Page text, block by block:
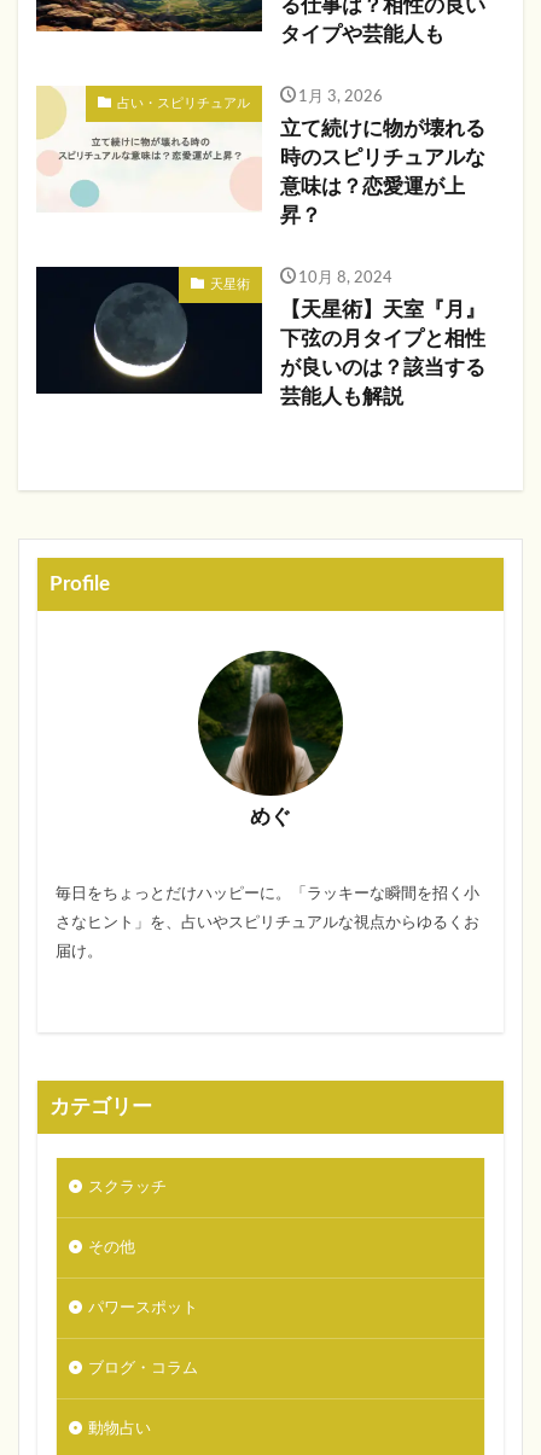
る仕事は？相性の良い
タイプや芸能人も
占い・スピリチュアル 1月 3, 2026
立て続けに物が壊れる
時のスピリチュアルな
意味は？恋愛運が上
昇？
天星術 10月 8, 2024
【天星術】天室『月』
下弦の月タイプと相性
が良いのは？該当する
芸能人も解説
Profile
めぐ
毎日をちょっとだけハッピーに。「ラッキーな瞬間を招く小
さなヒント」を、占いやスピリチュアルな視点からゆるくお
届け。
カテゴリー
スクラッチ
その他
パワースポット
ブログ・コラム
動物占い